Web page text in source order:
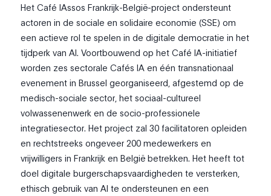
Het Café IAssos Frankrijk-België-project ondersteunt
actoren in de sociale en solidaire economie (SSE) om
een actieve rol te spelen in de digitale democratie in het
tijdperk van AI. Voortbouwend op het Café IA-initiatief
worden zes sectorale Cafés IA en één transnationaal
evenement in Brussel georganiseerd, afgestemd op de
medisch-sociale sector, het sociaal-cultureel
volwassenenwerk en de socio-professionele
integratiesector. Het project zal 30 facilitatoren opleiden
en rechtstreeks ongeveer 200 medewerkers en
vrijwilligers in Frankrijk en België betrekken. Het heeft tot
doel digitale burgerschapsvaardigheden te versterken,
ethisch gebruik van AI te ondersteunen en een